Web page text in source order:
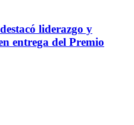
liderazgo y
entrega del Premio